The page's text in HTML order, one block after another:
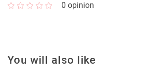
0 opinion
You will also like